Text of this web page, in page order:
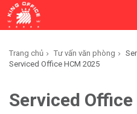
Trang chủ Tư vấn văn phòng
Serviced Office HCM 2025
Serviced